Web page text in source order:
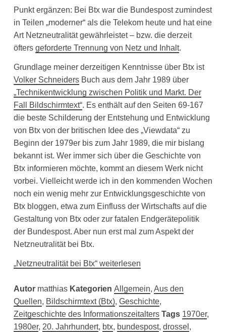
Punkt ergänzen: Bei Btx war die Bundespost zumindest
in Teilen „moderner“ als die Telekom heute und hat eine
Art Netzneutralität gewährleistet – bzw. die derzeit
öfters geforderte Trennung von Netz und Inhalt.
Grundlage meiner derzeitigen Kenntnisse über Btx ist
Volker SchneidersBuch aus dem Jahr 1989 über
„Technikentwicklung zwischen Politik und Markt. Der
Fall Bildschirmtext“. Es enthält auf den Seiten 69-167
die beste Schilderung der Entstehung und Entwicklung
von Btx von der britischen Idee des „Viewdata“ zu
Beginn der 1979er bis zum Jahr 1989, die mir bislang
bekannt ist. Wer immer sich über die Geschichte von
Btx informieren möchte, kommt an diesem Werk nicht
vorbei. Vielleicht werde ich in den kommenden Wochen
noch ein wenig mehr zur Entwicklungsgeschichte von
Btx bloggen, etwa zum Einfluss der Wirtschafts auf die
Gestaltung von Btx oder zur fatalen Endgerätepolitik
der Bundespost. Aber nun erst mal zum Aspekt der
Netzneutralität bei Btx.
„Netzneutralität bei Btx“ weiterlesen
Autor matthias Kategorien Allgemein, Aus den
Quellen, Bildschirmtext (Btx), Geschichte,
Zeitgeschichte des Informationszeitalters Tags 1970er,
1980er, 20. Jahrhundert, btx, bundespost, drossel ,